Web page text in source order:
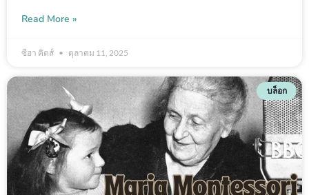
Read More »
ซีฮา คิดส์ ตุลาคม 11, 2025
บล็อก